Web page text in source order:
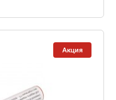
Акция